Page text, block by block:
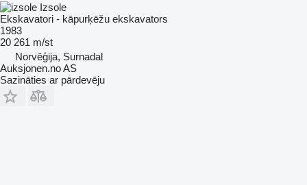
Izsole
Ekskavatori - kāpurķēžu ekskavators
1983
20 261 m/st
Norvēģija, Surnadal
Auksjonen.no AS
Sazināties ar pārdevēju